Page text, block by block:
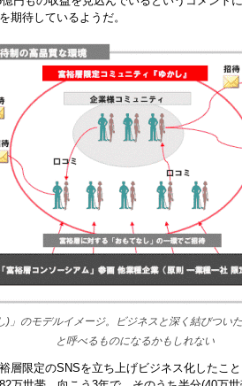
期待しているようだ。
)」のモデルイメージ。ビジネスと深く結びつい
と呼べるものになるかもしれない
層限定のSNSを立ち上げビジネス化したこ